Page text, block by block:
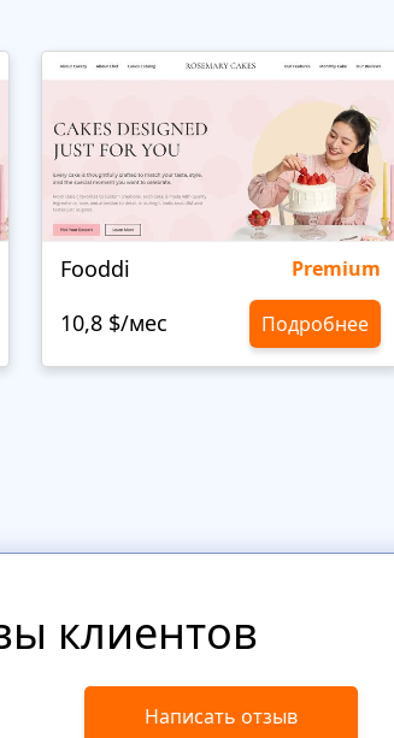
Fooddi Premium
10,8 $/мес Подробнее
клиентов
Написать отзыв